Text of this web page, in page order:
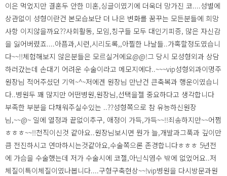
이은 먹었지만 결혼두 안한 미혼,싱글이였기에 더욱더 망가진 코....성별에
상관없이 성형이란건 본모습보단 더 나은 변화를 꿈꾸는 모든분들에 희망
사항 이지않을까요??사회활동, 모임,칭구들 모두 대인기피증, 많은 자신감
을 잃어버렸죠....아픔과,시련,시리도록,,아찔한 나날들..가혹할정도였습니
다~~!!체험해보지 않은분들은 모르실거에요@@!그 당시 모성형외과 상담
하러갔는데 손대기 어려운 수술이라고 메모지에다..~~~vip성형외과이명주
원장님 적어주셨던 기억~^~저에겐 원장님 만난건 큰축복과 행운이였습니
다..병원두 꽤 많지만 어떤병원,원장님,선택을젤 중요하다고 생각합니다
부족한 부분을 다채워주실수있는 ..??성형쪽으로 참 유능하신원장
님,~~@~ 일에 열정과 끝없이추구, 애정이 가득,가득~~!!죄송하지만~~어쩜
ㅎㅎㅎ~~!!천직이신것 같아요..원장님보시면 뭔가 늘,개발과그푹과 깊이만
큼 전진하시고 연마하시는것같아요,수술쪽으론 존경합니다ㅎㅎㅎ 5년전
에 가슴을 수술했는데 저가 수술시에 코젤,아닌식염수 밖에 없었어요..저
체질이특이체질이였나봅니다....구형구축현상~~!vip병원을 다시방문과원